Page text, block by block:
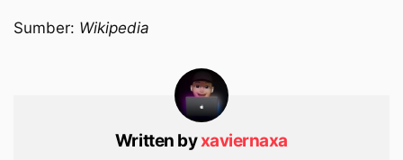
Sumber: Wikipedia
Written byxaviernaxa